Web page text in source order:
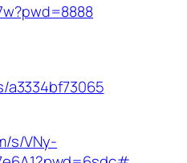
a3334bf73065
s/VNy-